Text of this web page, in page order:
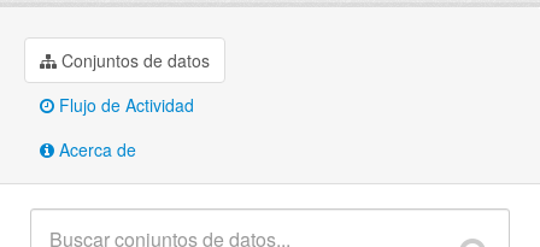
Conjuntos de datos
Flujo de Actividad
Acerca de